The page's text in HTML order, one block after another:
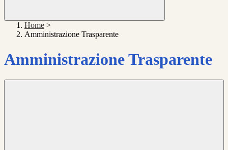
Home >
Amministrazione Trasparente
Amministrazione Trasparente